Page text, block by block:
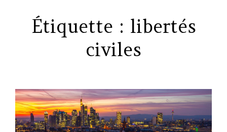
Étiquette : libertés
civiles